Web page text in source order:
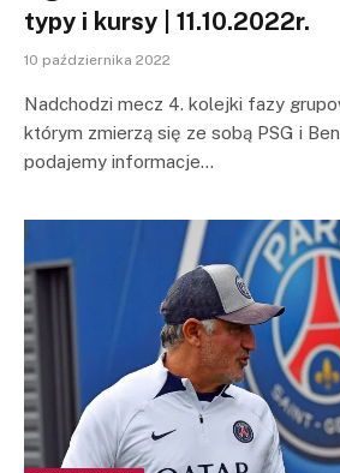
typy i kursy | 11.10.2022r.
10 października 2022
Nadchodzi mecz 4. kolejki fazy
którym zmierzą się ze sobą PSG i
podajemy informacje…